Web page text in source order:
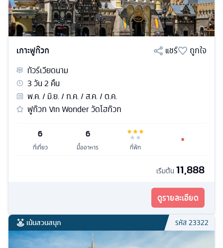
เกาะฟูก๊วก แชร์
ถูกใจ
ทัวร์เวียดนาม
3วัน2 คืน
พ.ค. / มิ.ย. / ก.ค. / ส.ค. / ต.ค.
ฟูก๊วก Vin Wonder วัดโฮก๊วก
6
ที่เที่ยว
6
มื้ออาหาร ที่พัก
เริ่มต้น 11,888
ดูรายละเอียด
เน้นสวนสนุก รหัส23322